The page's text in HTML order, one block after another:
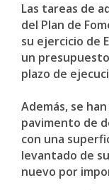
Las tareas de
del Plan de
su ejercicio de
un
plazo de
Además, se
pavimento de
con una
levantado de
nuevo por